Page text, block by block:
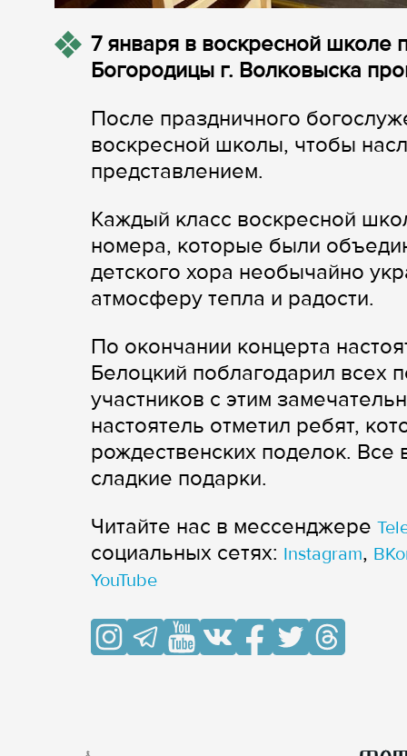
7 января в воскресной школе
Богородицы г. Волковыска
После праздничного
воскресной школы, чтобы
представлением.
Каждый класс воскресной
номера, которые были
детского хора необычайно
атмосферу тепла и радости.
По окончании концерта
Белоцкий поблагодарил всех
участников с этим
настоятель отметил ребят,
рождественских поделок.
сладкие подарки.
Читайте нас в мессенджере
cоциальных сетях: Instagram,
YouTube